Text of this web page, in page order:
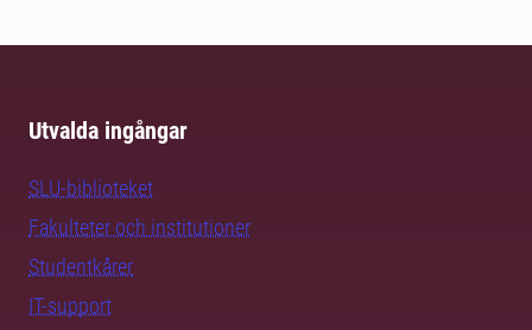
Utvalda ingångar
SLU-biblioteket
Fakulteter och institutioner
Studentkårer
IT-support